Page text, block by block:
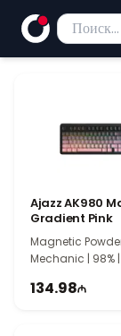
Поиск
Введите
Ajazz AK980
Gradient Pink
Magnetic
Mechanic | 98%
134.98